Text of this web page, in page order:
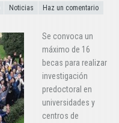
Noticias Haz un comentario
Se convoca un
máximo de 16
becas para realizar
investigación
predoctoral en
universidades y
centros de